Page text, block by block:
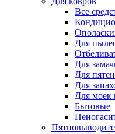
Все
Для
Для
Для пятен
Для
Для моек
Бытовые